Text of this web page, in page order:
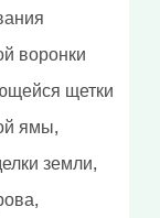
воронки
щетки
ямы,
земли,